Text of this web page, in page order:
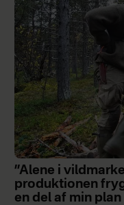
”Alene i
produktionen
en del af min plan